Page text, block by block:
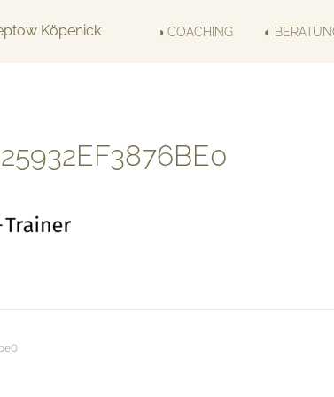
◑ COACHING ◐